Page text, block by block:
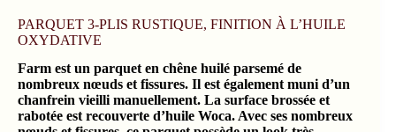
PARQUET 3-PLIS RUSTIQUE, FINITION À L’HUILE
OXYDATIVE
Farm est un parquet en chêne huilé parsemé de
nombreux nœuds et fissures. Il est également muni d’un
chanfrein vieilli manuellement. La surface brossée et
rabotée est recouverte d’huile Woca. Avec ses nombreux